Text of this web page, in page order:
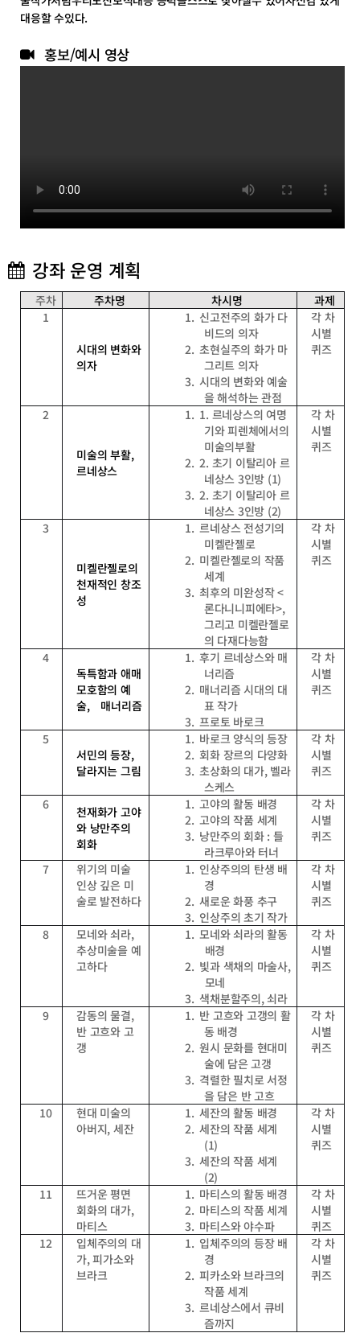
대응할 수있다.
홍보/예시 영상
강좌 운영 계획
주차 주차명 차시명
과제
1
시대의 변화와
의자
1. 신고전주의 화가 다
비드의 의자
2. 초현실주의 화가 마
그리트 의자
3. 시대의 변화와 예술
을 해석하는 관점
각 차
시별
퀴즈
2
미술의 부활,
르네상스
1. 1. 르네상스의 여명
기와 피렌체에서의
미술의부활
2. 2. 초기 이탈리아 르
네상스 3인방 (1)
3. 2. 초기 이탈리아 르
네상스 3인방 (2)
각 차
시별
퀴즈
3
미켈란젤로의
천재적인 창조
성
1. 르네상스 전성기의
미켈란젤로
2. 미켈란젤로의 작품
세계
3. 최후의 미완성작<
론다니니피에타>,
그리고 미켈란젤로
의 다재다능함
각 차
시별
퀴즈
4
독특함과 애매
모호함의 예
술,매너리즘
1. 후기 르네상스와 매
너리즘
2. 매너리즘 시대의 대
표 작가
3. 프로토 바로크
각 차
시별
퀴즈
5
서민의 등장,
달라지는 그림
1. 바로크 양식의 등장
2. 회화 장르의 다양화
3. 초상화의 대가,벨라
스케스
각 차
시별
퀴즈
6
천재화가 고야
와 낭만주의
회화
1. 고야의 활동 배경
2. 고야의 작품 세계
3. 낭만주의 회화 : 들
라크루아와 터너
각 차
시별
퀴즈
7
위기의 미술
인상 깊은 미
술로 발전하다
1. 인상주의의 탄생 배
경
2. 새로운 화풍 추구
3. 인상주의 초기 작가
각 차
시별
퀴즈
8 모네와 쇠라,
추상미술을 예
고하다
1. 모네와 쇠라의 활동
배경
2. 빛과 색채의 마술사,
모네
3. 색채분할주의,쇠라
각 차
시별
퀴즈
9 감동의 물결,
반 고흐와 고
갱
1. 반 고흐와 고갱의 활
동 배경
2. 원시 문화를 현대미
술에 담은 고갱
3. 격렬한 필치로 서정
을 담은 반 고흐
각 차
시별
퀴즈
10
현대 미술의
아버지, 세잔
1. 세잔의 활동 배경
2. 세잔의 작품 세계
(1)
3. 세잔의 작품 세계
(2)
각 차
시별
퀴즈
11
뜨거운 평면
회화의 대가,
마티스
1. 마티스의 활동 배경
2. 마티스의 작품 세계
3. 마티스와 야수파
각 차
시별
퀴즈
12
입체주의의 대
가,피가소와
브라크
1. 입체주의의 등장 배
경
2. 피카소와 브라크의
작품 세계
3. 르네상스에서 큐비
즘까지
각 차
시별
퀴즈